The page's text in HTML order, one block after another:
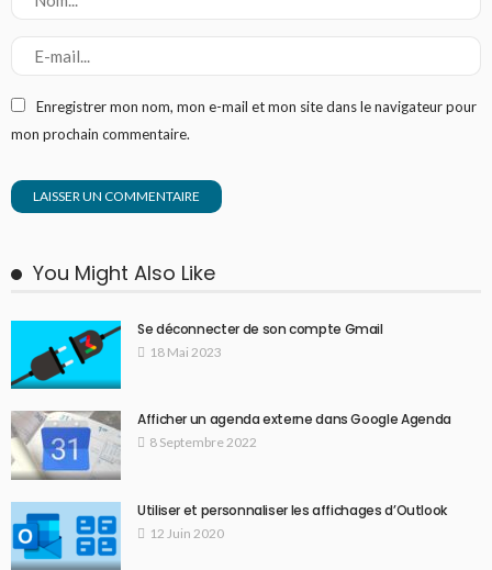
Enregistrer mon nom, mon e-mail et mon site dans le navigateur pour
mon prochain commentaire.
You Might Also Like
Se déconnecter de son compte Gmail
18 Mai 2023
Afficher un agenda externe dans Google Agenda
8 Septembre 2022
Utiliser et personnaliser les affichages d’Outlook
12 Juin 2020